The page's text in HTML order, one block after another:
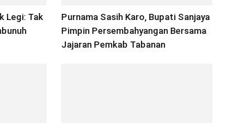
Legi: Tak
Purnama Sasih Karo, Bupati Sanjaya
Pimpin Persembahyangan Bersama
Jajaran Pemkab Tabanan